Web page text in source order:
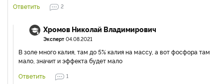
Ответить
2
Хромов Николай Владимирович
Эксперт 04.08.2021
В золе много калия, там до 5% калия на массу, а вот фосфора там
мало, значит и эффекта будет мало
Ответить
1